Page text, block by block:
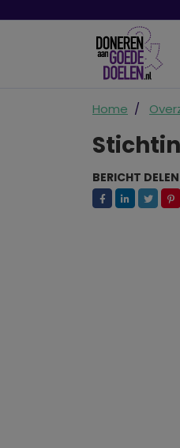
Home
BERICHT DELEN